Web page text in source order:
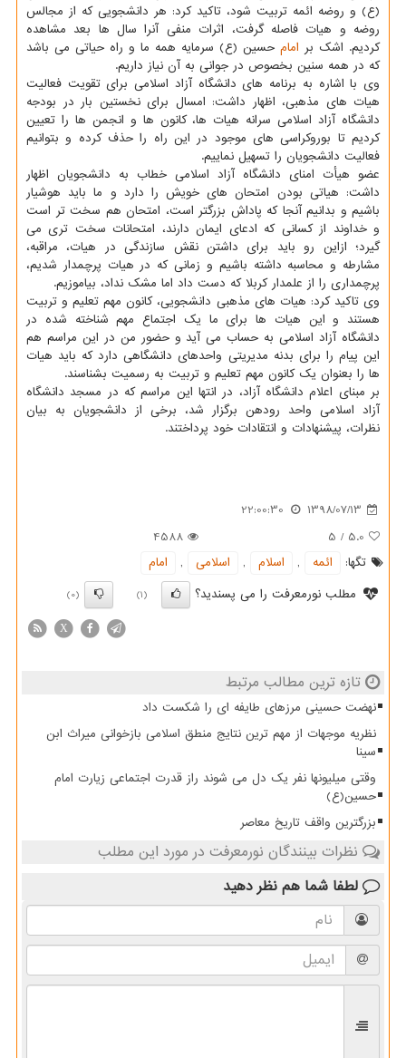
(ع) و روضه ائمه تربیت شود، تاكید كرد: هر دانشجویی كه از مجالس
روضه و هیات فاصله گرفت، اثرات منفی آنرا سال ها بعد مشاهده
كردیم. اشك بر امام حسین (ع) سرمایه همه ما و راه حیاتی می باشد
كه در همه سنین بخصوص در جوانی به آن نیاز داریم.
وی با اشاره به برنامه های دانشگاه آزاد اسلامی برای تقویت فعالیت
هیات های مذهبی، اظهار داشت: امسال برای نخستین بار در بودجه
دانشگاه آزاد اسلامی سرانه هیات ها، كانون ها و انجمن ها را تعیین
كردیم تا بوروكراسی های موجود در این راه را حذف كرده و بتوانیم
فعالیت دانشجویان را تسهیل نماییم.
عضو هیأت امنای دانشگاه آزاد اسلامی خطاب به دانشجویان اظهار
داشت: هیاتی بودن امتحان های خویش را دارد و ما باید هوشیار
باشیم و بدانیم آنجا كه پاداش بزرگتر است، امتحان هم سخت تر است
و خداوند از كسانی كه ادعای ایمان دارند، امتحانات سخت تری می
گیرد؛ ازاین رو باید برای داشتن نقش سازندگی در هیات، مراقبه،
مشارطه و محاسبه داشته باشیم و زمانی كه در هیات پرچمدار شدیم،
پرچمداری را از علمدار كربلا كه دست داد اما مشك نداد، بیاموزیم.
وی تاكید كرد: هیات های مذهبی دانشجویی، كانون مهم تعلیم و تربیت
هستند و این هیات ها برای ما یك اجتماع مهم شناخته شده در
دانشگاه آزاد اسلامی به حساب می آید و حضور من در این مراسم هم
این پیام را برای بدنه مدیریتی واحدهای دانشگاهی دارد كه باید هیات
ها را بعنوان یك كانون مهم تعلیم و تربیت به رسمیت بشناسند.
بر مبنای اعلام دانشگاه آزاد، در انتها این مراسم كه در مسجد دانشگاه
آزاد اسلامی واحد رودهن برگزار شد، برخی از دانشجویان به بیان
نظرات، پیشنهادات و انتقادات خود پرداختند.
1398/07/13
22:00:30
5.0
/
5
4588
تگها:
ائمه , اسلام , اسلامی ,
امام
مطلب نورمعرفت را می پسندید؟
(1)
(0)
X
تازه ترین مطالب مرتبط
نهضت حسینی مرزهای طایفه ای را شکست داد
نظریه موجهات از مهم ترین نتایج منطق اسلامی بازخوانی میراث ابن
سینا
وقتی میلیونها نفر یک دل می شوند راز قدرت اجتماعی زیارت امام
حسین(ع)
بزرگترین واقف تاریخ معاصر
نظرات بینندگان نورمعرفت در مورد این مطلب
لطفا شما هم نظر دهید